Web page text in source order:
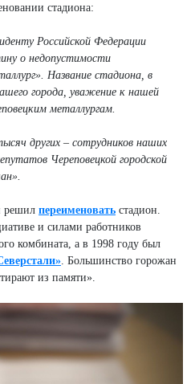
стадиона:
Российской Федерации
о недопустимости
Название стадиона, в
города, уважение к нашей
металлургам.
других – сотрудников наших
Череповецкой городской
решил переименовать стадион.
и силами работников
комбината, а в 1998 году был
. Большинство горожан
из памяти».